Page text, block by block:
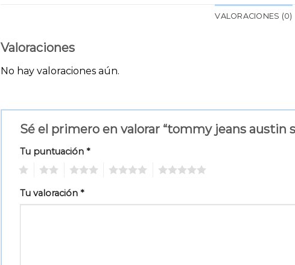
VALORACIONES (0)
Valoraciones
No hay valoraciones aún.
Sé el primero en valorar “tommy jeans austin
Tu puntuación *
Tu valoración *